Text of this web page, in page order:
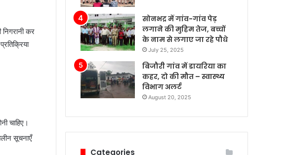
निगरानी कर
चाहिए।
सूचनाएँ
सोनभद्र में गांव-गांव पेड़
लगाने की मुहिम तेज, बच्चों
के नाम से लगाए जा रहे पौधे
July 25, 2025
बिजौरी गांव में डायरिया का
कहर, दो की मौत – स्वास्थ्य
विभाग अलर्ट
August 20, 2025
Categories